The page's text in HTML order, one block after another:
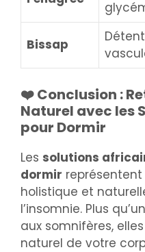
Bissap
❤️ Conclusion :
Naturel avec les
pour Dormir
Les solutions
dormir
holistique et
l’insomnie. Plus
aux somnifères,
naturel de votre